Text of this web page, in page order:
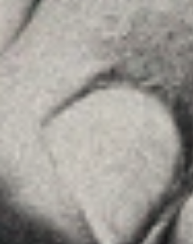
Veure a Google Maps
MENU
La Firma
Equipo